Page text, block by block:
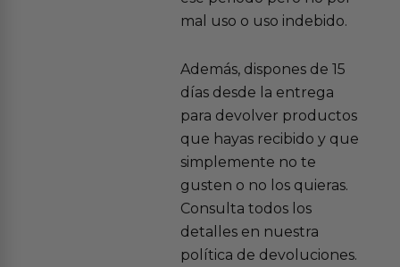
mal uso o uso indebido.
Además, dispones de 15
días desde la entrega
para devolver productos
que hayas recibido y que
simplemente no te
gusten o no los quieras.
Consulta todos los
detalles en nuestra
política de devoluciones.